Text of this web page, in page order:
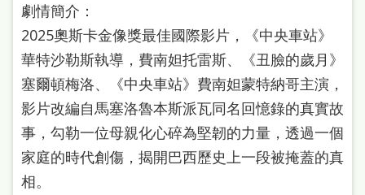
本
語
隱
私
權
及
網
劇情簡介：
2025奧斯卡金像獎最佳國際影片，《中央車站》
華特沙勒斯執導，費南妲托雷斯、《丑臉的歲月》
塞爾頓梅洛、《中央車站》費南妲蒙特納哥主演，
影片改編自馬塞洛魯本斯派瓦同名回憶錄的真實故
事，勾勒一位母親化心碎為堅韌的力量，透過一個
家庭的時代創傷，揭開巴西歷史上一段被掩蓋的真
相。